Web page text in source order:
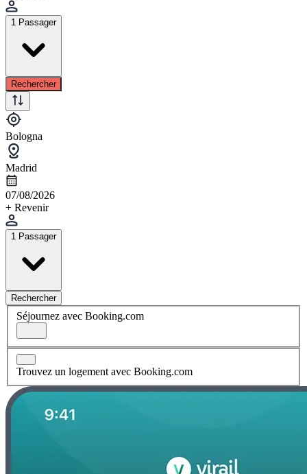
1 Passager
Rechercher
Bologna
Madrid
07/08/2026
+ Revenir
1 Passager
Rechercher
Séjournez avec Booking.com
Trouvez un logement avec Booking.com